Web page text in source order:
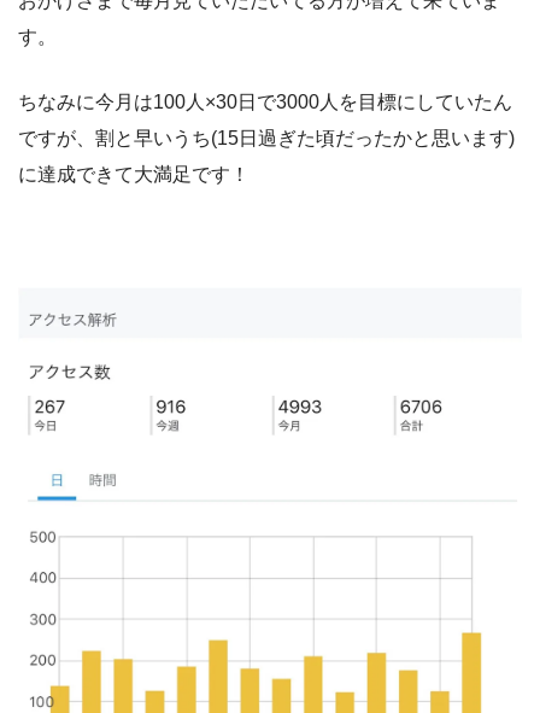
す。
ちなみに今月は100人×30日で3000人を目標にしていたん
ですが、割と早いうち(15日過ぎた頃だったかと思います)
に達成できて大満足です！